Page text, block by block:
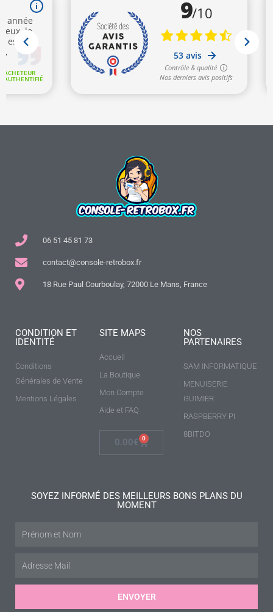
06 51 45 81 73
contact@console-retrobox.fr
18 Rue Paul Courboulay, 72000 Le Mans, France
CONDITION ET
IDENTITÉ
Conditions
Générales de Vente
Mentions Légales
SITE MAPS
Accueil
La Boutique
Mon Compte
Aide et FAQ
0.00€ 0
NOS
PARTENAIRES
SAM INFORMATIQUE
MENUISERIE
GUIMIER
RASPBERRY PI
8BITDO
SOYEZ INFORMÉ DES MEILLEURS BONS PLANS DU
MOMENT
ENVOYER